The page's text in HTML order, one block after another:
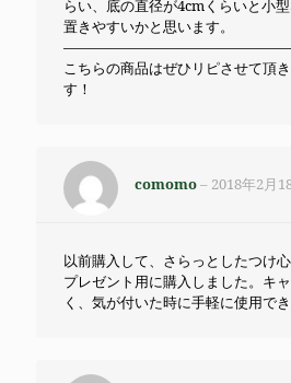
らい、底の直径が4cmくらいと小
置きやすいかと思います。
こちらの商品はぜひリピさせて頂
す！
comomo– 2018年2月
以前購入して、さらっとしたつけ
プレゼント用に購入しました。キ
く、気が付いた時に手軽に使用で